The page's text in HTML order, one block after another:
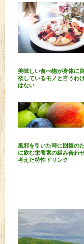
美味しい食べ物が身体に
欲しているモノと言うわ
はない
風邪を引いた時に回復の
に飲む栄養素の組み合わ
考えた特性ドリンク